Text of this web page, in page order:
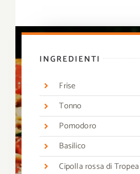
INGREDIENTI
Frise
Tonno
Pomodoro
Basilico
Cipolla rossa di Tropea